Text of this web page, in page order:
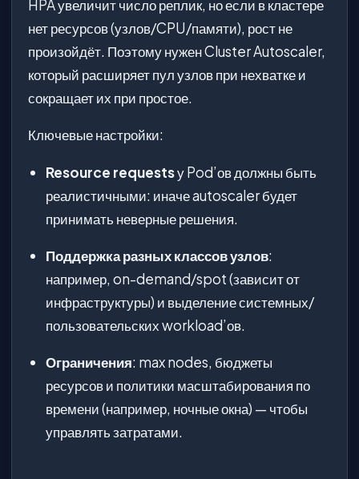
HPA увеличит число реплик, но если в кластере
нет ресурсов (узлов/CPU/памяти), рост не
произойдёт. Поэтому нужен Cluster Autoscaler,
который расширяет пул узлов при нехватке и
сокращает их при простое.
Ключевые настройки:
Resource requestsу Pod’ов должны быть
реалистичными: иначе autoscaler будет
принимать неверные решения.
Поддержка разных классов узлов:
например, on-demand/spot (зависит от
инфраструктуры) и выделение системных/
пользовательских workload’ов.
Ограничения: max nodes, бюджеты
ресурсов и политики масштабирования по
времени (например, ночные окна) — чтобы
управлять затратами.